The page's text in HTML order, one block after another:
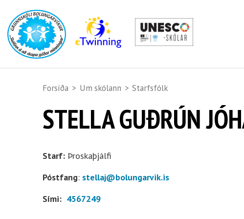
STELLA GUÐRÚN
Starf: Þroskaþjálfi
Póstfang: stellaj@bolungarvik.is
Sími: 4567249
Forsíða > Um skólann > Starfsfólk